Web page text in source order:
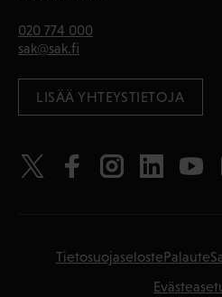
020 774 000
sak@sak.fi
LISÄÄ YHTEYSTIETOJA
TietosuojaselostePalaute